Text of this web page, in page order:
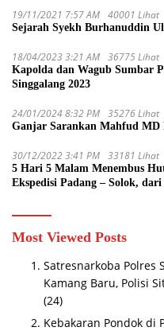
19/11/2021 7:57 AM 40001 Lihat
Sejarah Syekh Burhanuddin
18/04/2023 3:21 AM 36775 Lihat
Kapolda dan Wagub Sumbar
Singgalang 2023
24/01/2024 8:32 PM 35276 Lihat
Ganjar Sarankan Mahfud
30/12/2022 3:41 PM 33181 Lihat
5 Hari 5 Malam Menembus
Ekspedisi Padang – Solok,
Most Viewed Posts
Satresnarkoba Polres
Kamang Baru, Polisi
(24)
Kebakaran Pondok di